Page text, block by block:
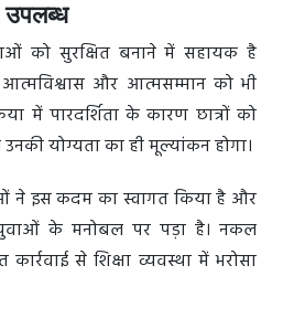
को सुरक्षित बनाने में सहायक है
और आत्मसम्मान को भी
में पारदर्शिता के कारण छात्रों को
योग्यता का ही मूल्यांकन होगा।
ने इस कदम का स्वागत किया है और
के मनोबल पर पड़ा है। नकल
से शिक्षा व्यवस्था में भरोसा